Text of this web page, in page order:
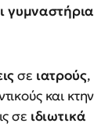
σε ιατρούς,
και
σε ιδιωτικά